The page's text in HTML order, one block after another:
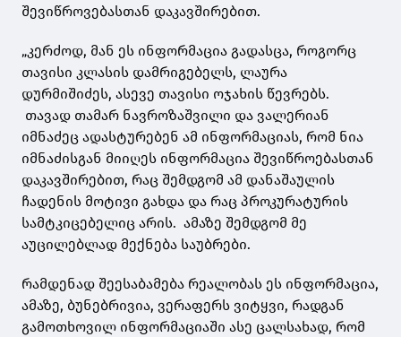
შევიწროვებასთან დაკავშირებით.
„კერძოდ, მან ეს ინფორმაცია გადასცა, როგორც
თავისი კლასის დამრიგებელს, ლაურა
დურმიშიძეს, ასევე თავისი ოჯახის წევრებს.
თავად თამარ ნავროზაშვილი და ვალერიან
იმნაძეც ადასტურებენ ამ ინფორმაციას, რომ ნია
იმნაძისგან მიიღეს ინფორმაცია შევიწროებასთან
დაკავშირებით, რაც შემდგომ ამ დანაშაულის
ჩადენის მოტივი გახდა და რაც პროკურატურის
სამტკიცებელიც არის. ამაზე შემდგომ მე
აუცილებლად მექნება საუბრები.
რამდენად შეესაბამება რეალობას ეს ინფორმაცია,
ამაზე, ბუნებრივია, ვერაფერს ვიტყვი, რადგან
გამოთხოვილ ინფორმაციაში ასე ცალსახად, რომ